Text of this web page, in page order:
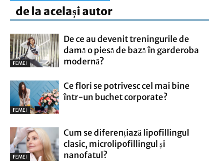
de la același autor
FEMEI
De ce au devenit treningurile de
damă o piesă de bază în garderoba
modernă?
FEMEI
Ce flori se potrivesc cel mai bine
într-un buchet corporate?
FEMEI
Cum se diferențiază lipofillingul
clasic, microlipofillingul și
nanofatul?